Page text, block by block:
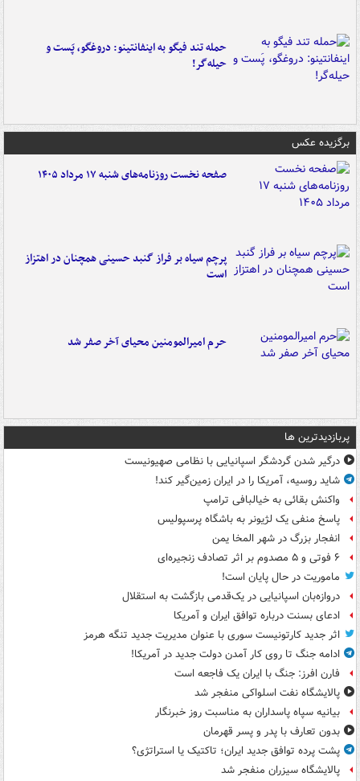
حمله تند فیگو به اینفانتینو: دروغگو، پَست‌ و
حیله‌گر!
برگزیده عکس
صفحه نخست روزنامه‌های شنبه ۱۷ مرداد ۱۴۰۵
پرچم سیاه بر فراز گنبد حسینی همچنان در اهتزاز
است
حرم امیرالمومنین محیای آخر صفر شد
پربازدیدترین ها
درگیر شدن گردشگر اسپانیایی با نظامی صهیونیست
شاید روسیه، آمریکا را در ایران زمین‌گیر کند!
واکنش بقائی به خیالبافی ترامپ
پاسخ منفی یک لژیونر به باشگاه پرسپولیس
انفجار بزرگ در شهر المخا یمن
۶ فوتی و ۵ مصدوم بر اثر تصادف زنجیره‌ای
ماموریت در حال پایان است!
دروازه‌بان اسپانیایی در یک‌قدمی بازگشت به استقلال
ادعای بسنت درباره توافق ایران و آمریکا
اثر جدید کارتونیست سوری با عنوان مدیریت جدید تنگه هرمز
ادامه جنگ تا روی کار آمدن دولت جدید در آمریکا!
فارن افرز: جنگ با ایران یک فاجعه است
پالایشگاه نفت اسلواکی منفجر شد
بیانیه سپاه پاسداران به مناسبت روز خبرنگار
بدون تعارف با پدر و پسر قهرمان
پشت پرده توافق جدید ایران؛ تاکتیک یا استراتژی؟
پالایشگاه سیزران منفجر شد